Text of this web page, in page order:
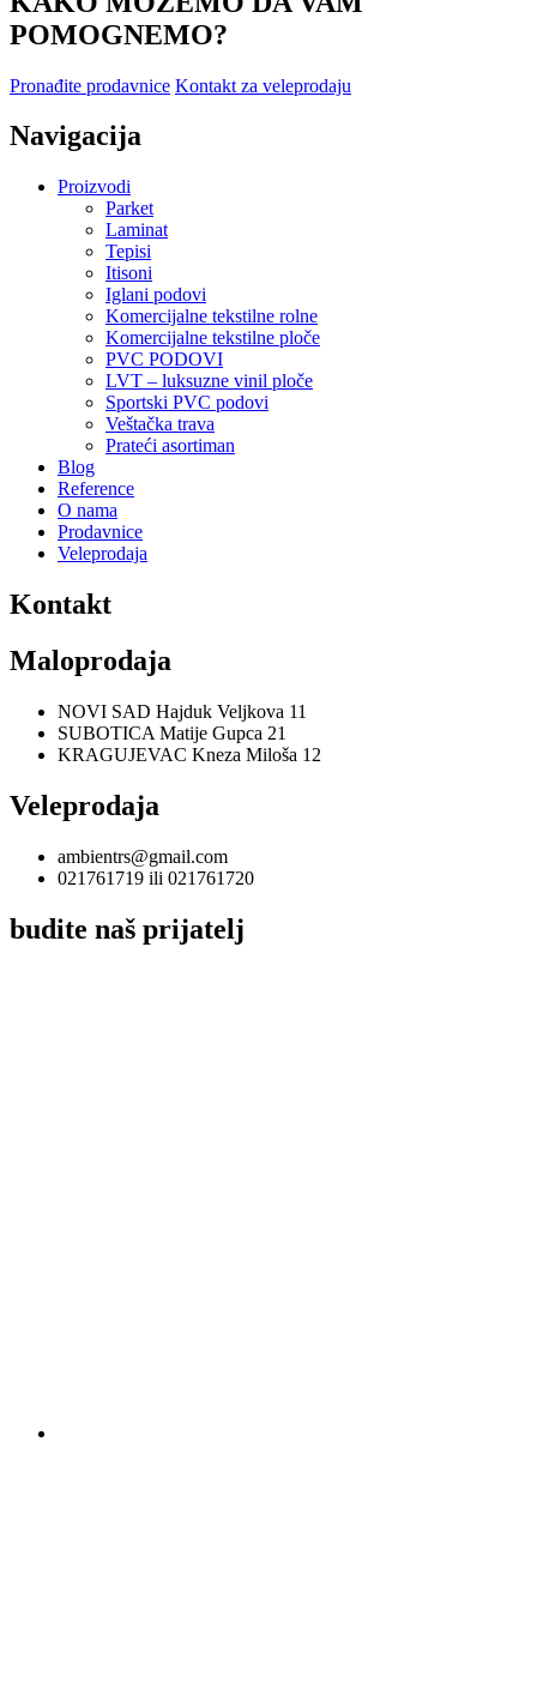
POMOGNEMO?
Pronađite prodavnice Kontakt za veleprodaju
Navigacija
Proizvodi
Parket
Laminat
Tepisi
Itisoni
Iglani podovi
Komercijalne tekstilne rolne
Komercijalne tekstilne ploče
PVC PODOVI
LVT – luksuzne vinil ploče
Sportski PVC podovi
Veštačka trava
Prateći asortiman
Blog
Reference
O nama
Prodavnice
Veleprodaja
Kontakt
Maloprodaja
NOVI SAD Hajduk Veljkova 11
SUBOTICA Matije Gupca 21
KRAGUJEVAC Kneza Miloša 12
Veleprodaja
ambientrs@gmail.com
021761719 ili 021761720
budite naš prijatelj